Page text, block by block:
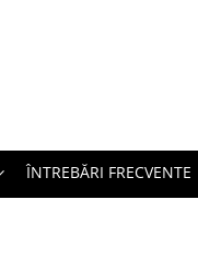
ÎNTREBĂRI FRECVENTE